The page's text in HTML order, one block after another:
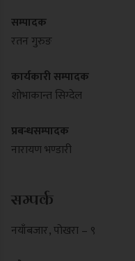
सम्पादक
रतन गुरुङ
कार्यकारी सम्पादक
शोभाकान्त सिग्देल
प्रबन्धसम्पादक
नारायण भण्डारी
सम्पर्क
नयाँबजार , पोखरा – ९